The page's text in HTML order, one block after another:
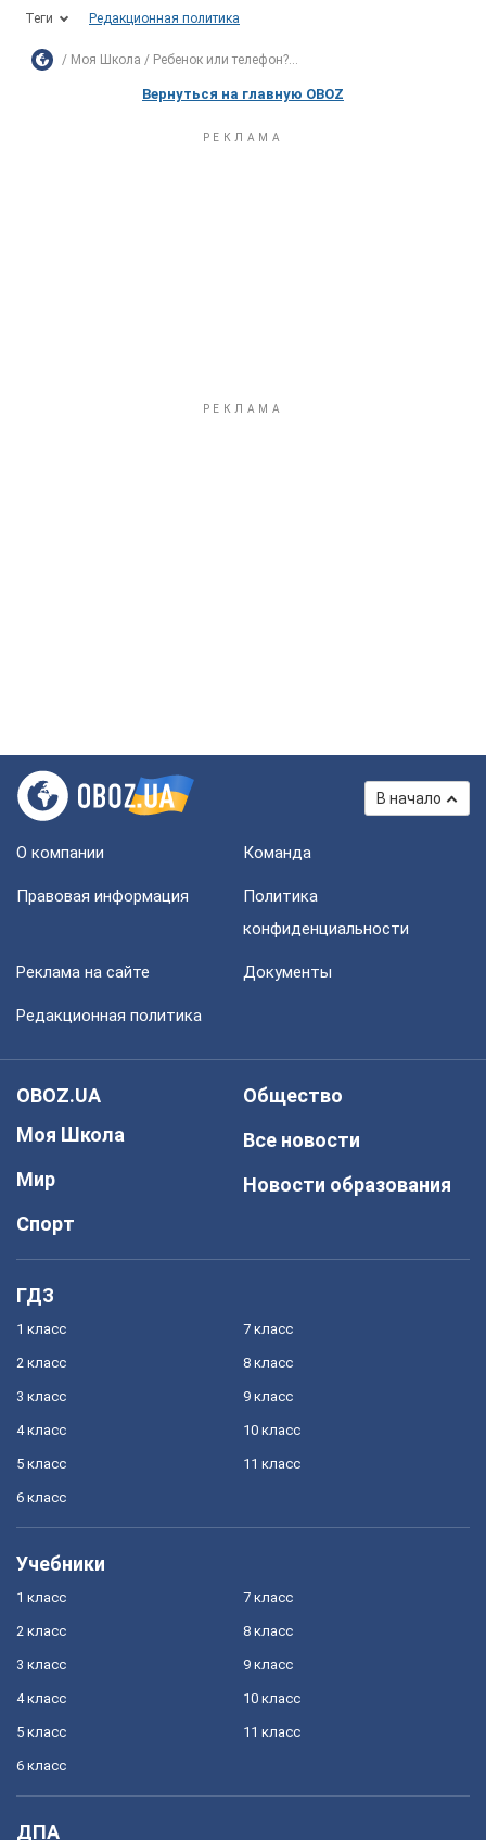
Теги Редакционная политика
Моя Школа Ребенок или телефон?...
Вернуться на главную OBOZ
В начало
О компании Команда
Правовая информация
Политика
конфиденциальности
Реклама на сайте Документы
Редакционная политика
OBOZ.UA
Моя Школа
Мир
Спорт
Общество
Все новости
Новости образования
ГДЗ
1 класс
2 класс
3 класс
4 класс
5 класс
6 класс
7 класс
8 класс
9 класс
10 класс
11 класс
Учебники
1 класс
2 класс
3 класс
4 класс
5 класс
6 класс
7 класс
8 класс
9 класс
10 класс
11 класс
ДПА